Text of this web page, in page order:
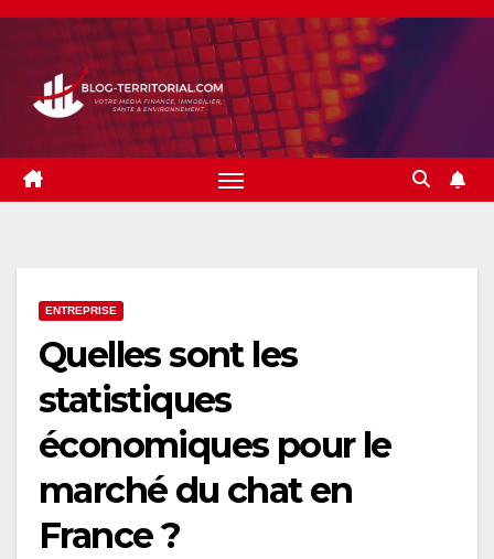
Skip
content
ENTREPRISE
Quelles sont les
statistiques
économiques pour le
marché du chat en
France ?